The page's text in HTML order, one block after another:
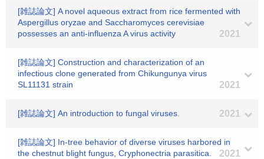
[雑誌論文] A novel aqueous extract from rice fermented with
Aspergillus oryzae and Saccharomyces cerevisiae
possesses an anti-influenza A virus activity
2021
[雑誌論文] Construction and characterization of an
infectious clone generated from Chikungunya virus
SL11131 strain
2021
[雑誌論文] An introduction to fungal viruses. 2021
[雑誌論文] In-tree behavior of diverse viruses harbored in
the chestnut blight fungus, Cryphonectria parasitica.
2021